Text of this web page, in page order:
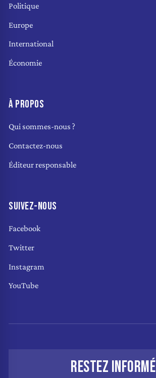
Politique
Europe
International
Économie
À PROPOS
Qui sommes-nous ?
Contactez-nous
Éditeur responsable
SUIVEZ-NOUS
Facebook
Twitter
Instagram
YouTube
RESTEZ INFORMÉ